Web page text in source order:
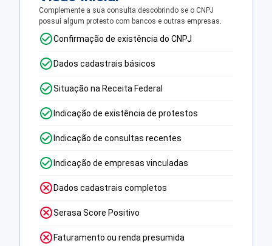
Complemente a sua consulta descobrindo se o CNPJ
possui algum protesto com bancos e outras empresas.
Confirmação de existência do CNPJ
Dados cadastrais básicos
Situação na Receita Federal
Indicação de existência de protestos
Indicação de consultas recentes
Indicação de empresas vinculadas
Dados cadastrais completos
Serasa Score Positivo
Faturamento ou renda presumida